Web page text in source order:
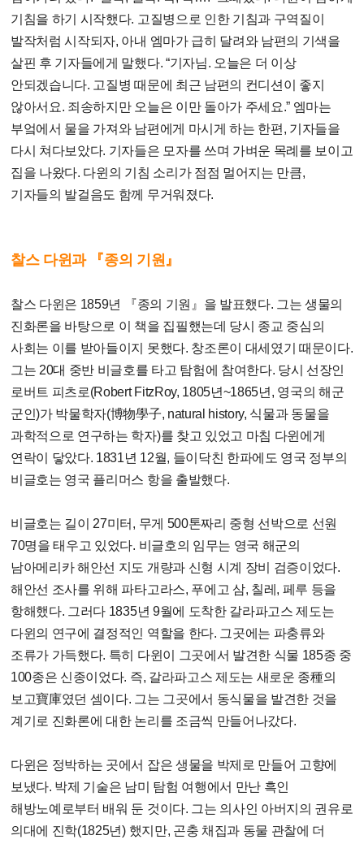
기침을 하기 시작했다. 고질병으로 인한 기침과 구역질이
발작처럼 시작되자, 아내 엠마가 급히 달려와 남편의 기색을
살핀 후 기자들에게 말했다. “기자님. 오늘은 더 이상
안되겠습니다. 고질병 때문에 최근 남편의 컨디션이 좋지
않아서요. 죄송하지만 오늘은 이만 돌아가 주세요.” 엠마는
부엌에서 물을 가져와 남편에게 마시게 하는 한편, 기자들을
다시 쳐다보았다. 기자들은 모자를 쓰며 가벼운 목례를 보이고
집을 나왔다. 다윈의 기침 소리가 점점 멀어지는 만큼,
기자들의 발걸음도 함께 무거워졌다.
찰스 다윈과 『종의 기원』
찰스 다윈은 1859년 『종의 기원』을 발표했다. 그는 생물의
진화론을 바탕으로 이 책을 집필했는데 당시 종교 중심의
사회는 이를 받아들이지 못했다. 창조론이 대세였기 때문이다.
그는 20대 중반 비글호를 타고 탐험에 참여한다. 당시 선장인
로버트 피츠로(Robert FitzRoy, 1805년~1865년, 영국의 해군
군인)가 박물학자(博物學子, natural history, 식물과 동물을
과학적으로 연구하는 학자)를 찾고 있었고 마침 다윈에게
연락이 닿았다. 1831년 12월, 들이닥친 한파에도 영국 정부의
비글호는 영국 플리머스 항을 출발했다.
비글호는 길이 27미터, 무게 500톤짜리 중형 선박으로 선원
70명을 태우고 있었다. 비글호의 임무는 영국 해군의
남아메리카 해안선 지도 개량과 신형 시계 장비 검증이었다.
해안선 조사를 위해 파타고라스, 푸에고 삼, 칠레, 페루 등을
항해했다. 그러다 1835년 9월에 도착한 갈라파고스 제도는
다윈의 연구에 결정적인 역할을 한다. 그곳에는 파충류와
조류가 가득했다. 특히 다윈이 그곳에서 발견한 식물 185종 중
100종은 신종이었다. 즉, 갈라파고스 제도는 새로운 종種의
보고寶庫였던 셈이다. 그는 그곳에서 동식물을 발견한 것을
계기로 진화론에 대한 논리를 조금씩 만들어나갔다.
다윈은 정박하는 곳에서 잡은 생물을 박제로 만들어 고향에
보냈다. 박제 기술은 남미 탐험 여행에서 만난 흑인
해방노예로부터 배워 둔 것이다. 그는 의사인 아버지의 권유로
의대에 진학(1825년) 했지만, 곤충 채집과 동물 관찰에 더